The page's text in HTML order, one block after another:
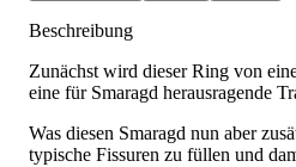
Beschreibung
Zunächst wird dieser Ring von
eine für Smaragd herausragende
Was diesen Smaragd nun aber
typische Fissuren zu füllen und